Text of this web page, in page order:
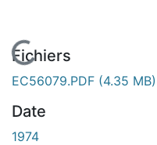
En cours de chargement...
Fichiers
EC56079.PDF (4.35 MB)
Date
1974